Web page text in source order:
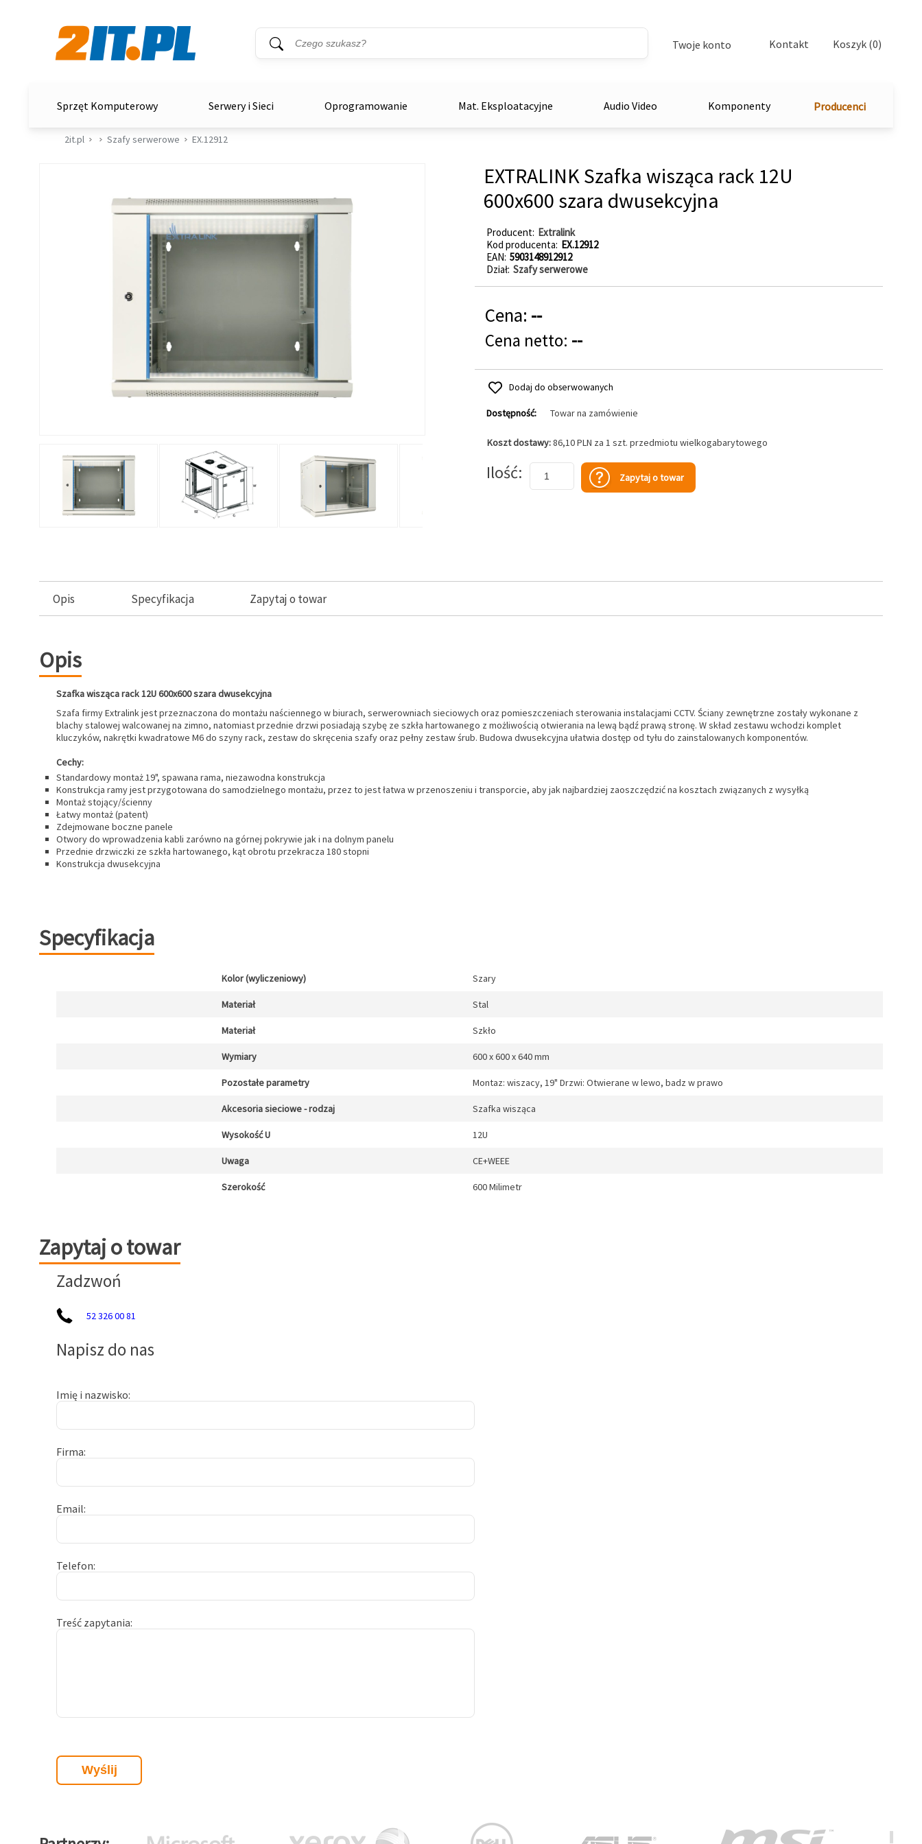
Wyszukiwarka
Słowo kluczowe
Twoje konto Kontakt Koszyk (0)
Sprzęt Komputerowy Serwery i Sieci Oprogramowanie Mat. Eksploatacyjne Audio Video Komponenty Producenci
2it.pl Szafy serwerowe EX.12912
EXTRALINK Szafka wisząca rack 12U
600x600 szara dwusekcyjna
Producent Extralink
Kod producenta EX.12912
EAN 5903148912912
Dział Szafy serwerowe
Cena: --
Cena netto: --
Dodaj do obserwowanych
Dostępność: Towar na zamówienie
Koszt dostawy:86,10 PLN za 1 szt. przedmiotu wielkogabarytowego
Ilość Zapytaj o towar
Opis Specyfikacja Zapytaj o towar
Opis
Szafka wisząca rack 12U 600x600 szara dwusekcyjna
Szafa firmy Extralink jest przeznaczona do montażu naściennego w biurach, serwerowniach sieciowych oraz pomieszczeniach sterowania instalacjami CCTV. Ściany zewnętrzne zostały wykonane z
blachy stalowej walcowanej na zimno, natomiast przednie drzwi posiadają szybę ze szkła hartowanego z możliwością otwierania na lewą bądź prawą stronę. W skład zestawu wchodzi komplet
kluczyków, nakrętki kwadratowe M6 do szyny rack, zestaw do skręcenia szafy oraz pełny zestaw śrub. Budowa dwusekcyjna ułatwia dostęp od tyłu do zainstalowanych komponentów.
Cechy:
Standardowy montaż 19", spawana rama, niezawodna konstrukcja
Konstrukcja ramy jest przygotowana do samodzielnego montażu, przez to jest łatwa w przenoszeniu i transporcie, aby jak najbardziej zaoszczędzić na kosztach związanych z wysyłką
Montaż stojący/ścienny
Łatwy montaż (patent)
Zdejmowane boczne panele
Otwory do wprowadzenia kabli zarówno na górnej pokrywie jak i na dolnym panelu
Przednie drzwiczki ze szkła hartowanego, kąt obrotu przekracza 180 stopni
Konstrukcja dwusekcyjna
Specyfikacja
Kolor (wyliczeniowy) Szary
Materiał Stal
Materiał Szkło
Wymiary 600 x 600 x 640 mm
Pozostałe parametry Montaz: wiszacy, 19" Drzwi: Otwierane w lewo, badz w prawo
Akcesoria sieciowe - rodzaj Szafka wisząca
Wysokość U 12U
Uwaga CE+WEEE
Szerokość 600 Milimetr
Zapytaj o towar
Zapytaj o towar
Zadzwoń
52 326 00 81
Napisz do nas
Imię i nazwisko
Firma
Email
Telefon
Treść zapytania